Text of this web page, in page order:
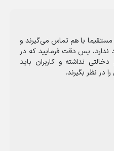
مستقیما با هم تماس می‌گیرند و
پس دقت فرمایید که در
نداشته و کاربران باید
در نظر بگیرند.